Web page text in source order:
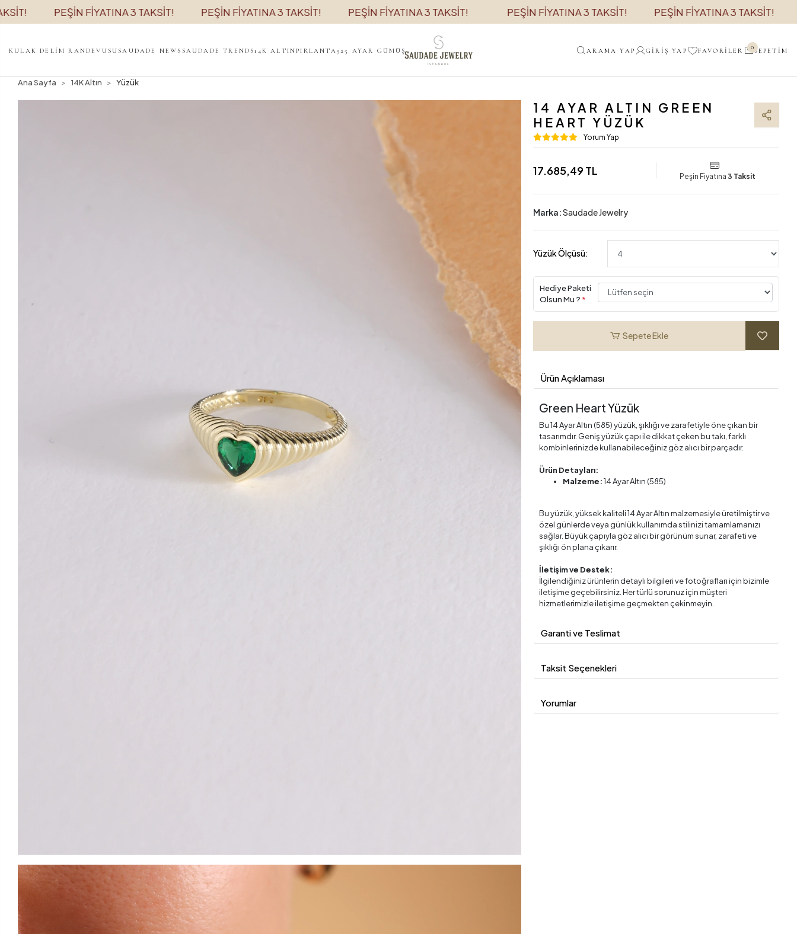
PEŞİN FİYATINA 3 TAKSİT! PEŞİN FİYATINA 3 TAKSİT! PEŞİN FİYATINA 3 TAKSİT! PEŞİN FİYATINA 3 TAKSİT! PEŞİN FİYATINA 3 TAKSİT!
KULAK DELİM RANDEVUSUSAUDADE NEWS SAUDADE TRENDS14K ALTINPIRLANTA 925 AYAR GÜMÜŞ ARAMA YAP GIRIŞ YAP FAVORILER 0 SEPETIM
Ana Sayfa 14K Altın Yüzük
14 AYAR ALTIN GREEN
HEART YÜZÜK
Yorum Yap
17.685,49 TL Peşin Fiyatına3 Taksit
Marka:Saudade Jewelry
Yüzük Ölçüsü:
Hediye Paketi
Olsun Mu ? *
Sepete Ekle
Ürün Açıklaması
Green Heart Yüzük
Bu 14 Ayar Altın (585) yüzük, şıklığı ve zarafetiyle öne çıkan bir
tasarımdır. Geniş yüzük çapı ile dikkat çeken bu takı, farklı
kombinlerinizde kullanabileceğiniz göz alıcı bir parçadır.
Ürün Detayları:
Malzeme:14 Ayar Altın (585)
Bu yüzük, yüksek kaliteli 14 Ayar Altın malzemesiyle üretilmiştir ve
özel günlerde veya günlük kullanımda stilinizi tamamlamanızı
sağlar. Büyük çapıyla göz alıcı bir görünüm sunar, zarafeti ve
şıklığı ön plana çıkarır.
İletişim ve Destek:
İlgilendiğiniz ürünlerin detaylı bilgileri ve fotoğrafları için bizimle
iletişime geçebilirsiniz. Her türlü sorunuz için müşteri
hizmetlerimizle iletişime geçmekten çekinmeyin.
Garanti ve Teslimat
Taksit Seçenekleri
Yorumlar